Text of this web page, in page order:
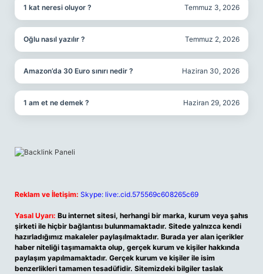
1 kat neresi oluyor ? Temmuz 3, 2026
Oğlu nasıl yazılır ? Temmuz 2, 2026
Amazon’da 30 Euro sınırı nedir ? Haziran 30, 2026
1 am et ne demek ? Haziran 29, 2026
Reklam ve İletişim: Skype: live:.cid.575569c608265c69
Yasal Uyarı: Bu internet sitesi, herhangi bir marka, kurum veya şahıs
şirketi ile hiçbir bağlantısı bulunmamaktadır. Sitede yalnızca kendi
hazırladığımız makaleler paylaşılmaktadır. Burada yer alan içerikler
haber niteliği taşımamakta olup, gerçek kurum ve kişiler hakkında
paylaşım yapılmamaktadır. Gerçek kurum ve kişiler ile isim
benzerlikleri tamamen tesadüfidir. Sitemizdeki bilgiler taslak